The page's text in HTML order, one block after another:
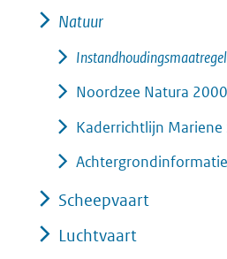
Natuur
Noordzee Natura 2000
Kaderrichtlijn Mariene
Achtergrondinformatie
Scheepvaart
Luchtvaart